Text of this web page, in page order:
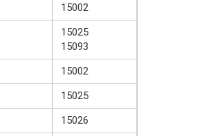
15002
15025
15093
15002
15025
15026